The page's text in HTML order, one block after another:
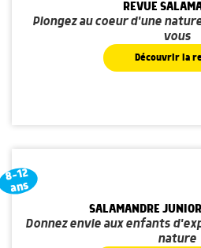
REVUE
Plongez au coeur d'une
vous
Découvrir la
8-12
ans
SALAMANDRE
Donnez envie aux enfants
nature